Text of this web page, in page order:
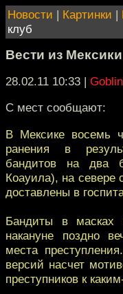
Новости | Картинки |
клуб
Вести из Мексики
28.02.11 10:33 | Goblin
С мест сообщают:
В Мексике восемь
ранения в
бандитов на два
Коауила), на севере
доставлены в
Бандиты в масках
накануне поздно
места
версий насчет
преступников к